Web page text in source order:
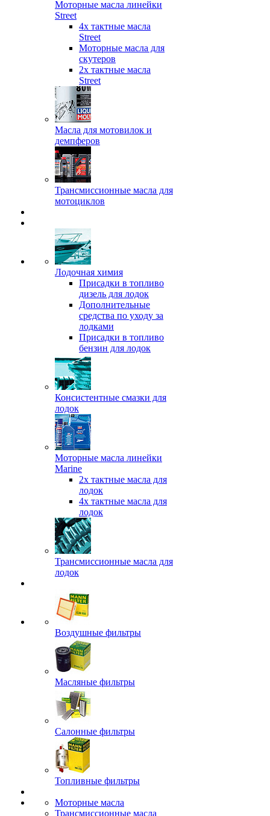
Моторные масла линейки
Street
4х тактные масла
Street
Моторные масла для
скутеров
2х тактные масла
Street
Масла для мотовилок и
демпферов
Трансмиссионные масла для
мотоциклов
Лодочная химия
Присадки в топливо
дизель для лодок
Дополнительные
средства по уходу за
лодками
Присадки в топливо
бензин для лодок
Консистентные смазки для
лодок
Моторные масла линейки
Marine
2х тактные масла для
лодок
4х тактные масла для
лодок
Трансмиссионные масла для
лодок
Воздушные фильтры
Масляные фильтры
Салонные фильтры
Топливные фильтры
Моторные масла
Трансмиссионные масла